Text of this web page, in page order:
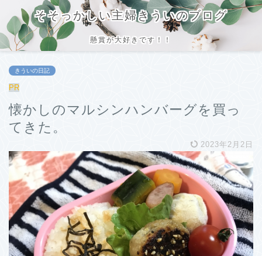
そそっかしい主婦きういのブログ
懸賞が大好きです！！
きういの日記
PR
懐かしのマルシンハンバーグを買っ
てきた。
2023年2月2日